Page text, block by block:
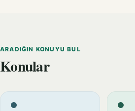
ARADIĞIN KONUYU BUL
Konular